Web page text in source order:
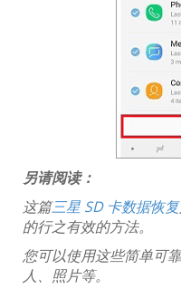
另请阅读：
这篇三星 SD 卡数据恢复
的行之有效的方法。
您可以使用这些简单可
人、照片等。